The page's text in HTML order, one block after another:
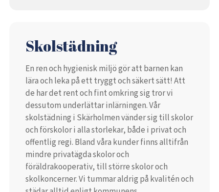
Skolstädning
En ren och hygienisk miljö gör att barnen kan
lära och leka på ett tryggt och säkert sätt! Att
de har det rent och fint omkring sig tror vi
dessutom underlättar inlärningen. Vår
skolstädning i Skärholmen vänder sig till skolor
och förskolor i alla storlekar, både i privat och
offentlig regi. Bland våra kunder finns alltifrån
mindre privatägda skolor och
föräldrakooperativ, till större skolor och
skolkoncerner. Vi tummar aldrig på kvalitén och